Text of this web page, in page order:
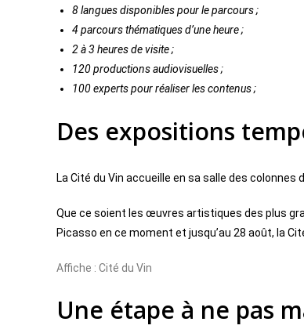
8 langues disponibles pour le parcours ;
4 parcours thématiques d’une heure ;
2 à 3 heures de visite ;
120 productions audiovisuelles ;
100 experts pour réaliser les contenus ;
Des expositions
La Cité du Vin accueille en sa salle des
Que ce soient les œuvres artistiques des plus
Picasso en ce moment et jusqu’au 28 août, la
Affiche : Cité du Vin
Une étape à ne pas